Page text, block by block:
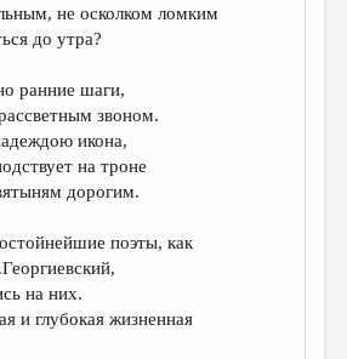
не осколком ломким
до утра?
ранние шаги,
звоном.
икона,
на троне
дорогим.
поэты, как
на них.
и глубокая жизненная